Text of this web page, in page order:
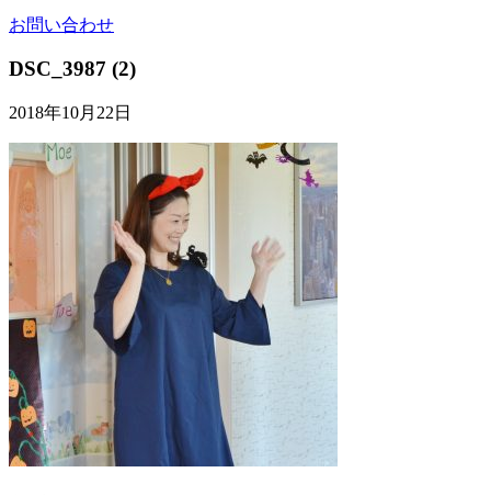
お問い合わせ
DSC_3987 (2)
2018年10月22日